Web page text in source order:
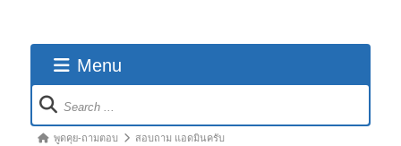
Menu
Forum
Navigation
Forumพูดคุย-ถามตอบ สอบถาม แอดมินครับ